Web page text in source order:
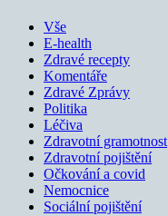
Vše
E-health
Zdravé recepty
Komentáře
Zdravé Zprávy
Politika
Léčiva
Zdravotní gramotnost
Zdravotní pojištění
Očkování a covid
Nemocnice
Sociální pojištění